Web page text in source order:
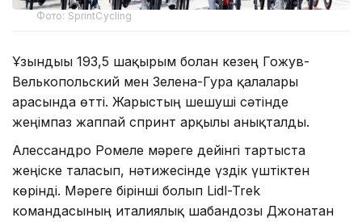
Фото: SprintCycling
Ұзындығы 193,5 шақырым болған кезең Гожув-
Велькопольский мен Зелена-Гура қалалары
арасында өтті. Жарыстың шешуші сәтінде
жеңімпаз жаппай спринт арқылы анықталды.
Алессандро Ромеле мәреге дейінгі тартыста
жеңіске таласып, нәтижесінде үздік үштіктен
көрінді. Мәреге бірінші болып Lidl-Trek
командасының италиялық шабандозы Джонатан